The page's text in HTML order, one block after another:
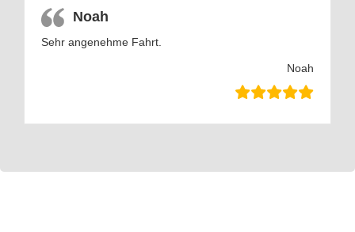
Noah
Sehr angenehme Fahrt.
Noah